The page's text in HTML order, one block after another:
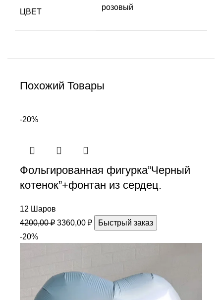
ЦВЕТ
розовый
Похожий Товары
-20%
Фольгированная фигурка”Черный
котенок”+фонтан из сердец.
12 Шаров
4200,00₽ 3360,00 ₽
Быстрый заказ
-20%